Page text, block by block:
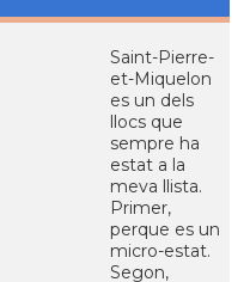
Saint-Pierre-
et-Miquelon
es un dels
llocs que
sempre ha
estat a la
meva llista.
Primer,
perque es un
micro-estat.
Segon,